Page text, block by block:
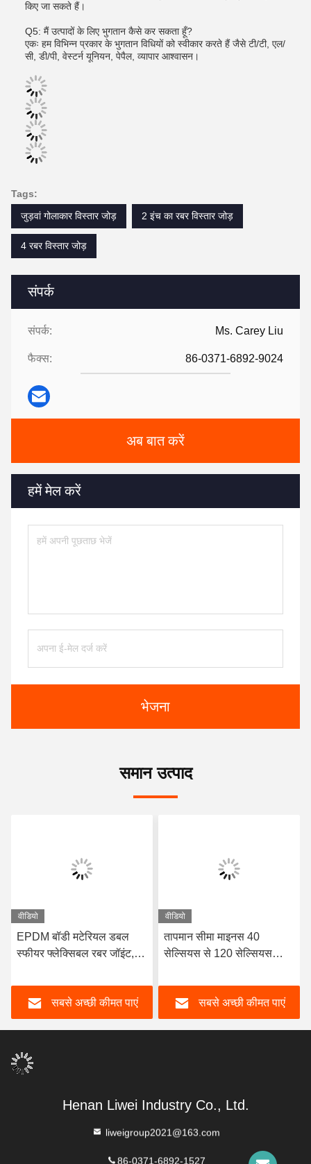
संपर्क
संपर्क: Ms. Carey Liu
फैक्स: 86-0371-6892-9024
अब बात करें
हमें मेल करें
भेजना
किए जा सकते हैं।
Q5: मैं उत्पादों के लिए भुगतान कैसे कर सकता हूँ?
एकः हम विभिन्न प्रकार के भुगतान विधियों को स्वीकार करते हैं जैसे टी/टी, एल/
सी, डी/पी, वेस्टर्न यूनियन, पेपैल, व्यापार आश्वासन।
Tags:
जुड़वां गोलाकार विस्तार जोड़
2 इंच का रबर विस्तार जोड़
4 रबर विस्तार जोड़
समान उत्पाद
वीडियो
EPDM बॉडी मटेरियल डबल
स्फीयर फ्लेक्सिबल रबर जॉइंट,
किया गया, जो तरल परिवहन
प्रणालियों में सीलिंग और
लचीलापन सुनिश्चित करता है
सबसे अच्छी कीमत पाएं
वीडियो
तापमान सीमा माइनस 40
सेल्सियस से 120 सेल्सियस
लंबे समय तक सेवा जीवन OEM
कस्टम समर्थनसबसे अच्छी कीमत पाएं
Henan Liwei Industry Co., Ltd.
liweigroup2021@163.com
86-0371-6892-1527